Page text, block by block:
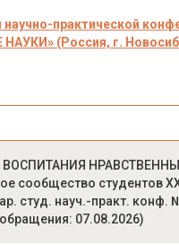
практической
(Россия, г.
ВОСПИТАНИЯ
студентов
студ. науч.-практ. конф.
07.08.2026)